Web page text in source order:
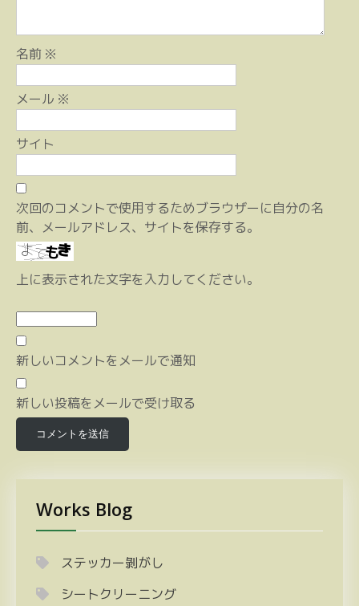
名前 ※
メール ※
サイト
次回のコメントで使用するためブラウザーに自分の名
前、メールアドレス、サイトを保存する。
上に表示された文字を入力してください。
新しいコメントをメールで通知
新しい投稿をメールで受け取る
Works Blog
ステッカー剝がし
シートクリーニング